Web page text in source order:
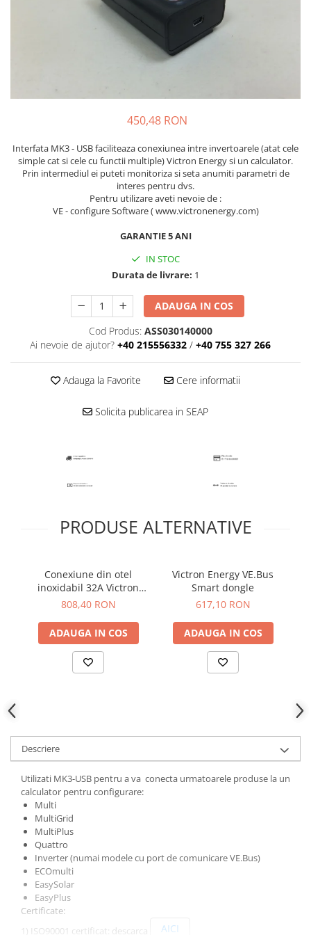
Convertoare DC-DC
Cabluri si interfete
Incarcatoare de retea
Acumulatori
Plumb Carbon
Panouri fotovoltaice
Statii de incarcare
Cleme structura sigle/speed Rail
Structura Dome
Structura BasicRail
450,48 RON
Interfata MK3 - USB faciliteaza conexiunea intre invertoarele (atat cele
simple cat si cele cu functii multiple) Victron Energy si un calculator.
Prin intermediul ei puteti monitoriza si seta anumiti parametri de
interes pentru dvs.
Pentru utilizare aveti nevoie de :
VE - configure Software ( www.victronenergy.com)
GARANTIE 5 ANI
IN STOC
Durata de livrare: 1
ADAUGA IN COS
Cod Produs: ASS030140000
Ai nevoie de ajutor? +40 215556332 / +40 755 327 266
Adauga la Favorite Cere informatii
Solicita publicarea in SEAP
PRODUSE ALTERNATIVE
Conexiune din otel
inoxidabil 32A Victron
Energy Power Inlet
808,40 RON
ADAUGA IN COS
Victron Energy VE.Bus
Smart dongle
617,10 RON
ADAUGA IN COS
Descriere
Utilizati MK3-USB pentru a va conecta urmatoarele produse la un
calculator pentru configurare:
Multi
MultiGrid
MultiPlus
Quattro
Inverter (numai modele cu port de comunicare VE.Bus)
ECOmulti
EasySolar
EasyPlus
Certificate:
1) ISO90001 certificat: descarca
AICI